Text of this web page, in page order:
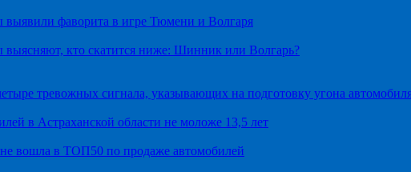
выявили фаворита в игре Тюмени и Волгаря
выясняют, кто скатится ниже: Шинник или Волгарь?
тревожных сигнала, указывающих на подготовку угона
в Астраханской области не моложе 13,5 лет
не вошла в ТОП50 по продаже автомобилей